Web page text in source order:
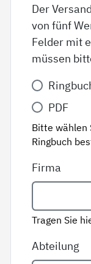
Der
von fünf
Felder mit
müssen
Variante
PDF
Bitte wählen
Ringbuch
Firma
Tragen Sie
Abteilung